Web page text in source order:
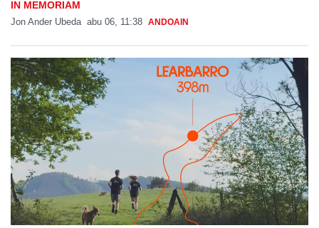
IN MEMORIAM
Jon Ander Ubeda abu 06, 11:38 ANDOAIN